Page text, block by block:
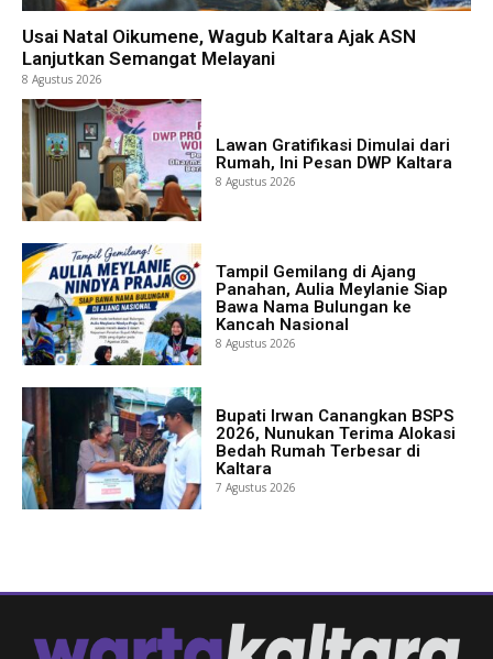
Usai Natal Oikumene, Wagub Kaltara Ajak ASN
Lanjutkan Semangat Melayani
8 Agustus 2026
Lawan Gratifikasi Dimulai dari
Rumah, Ini Pesan DWP Kaltara
8 Agustus 2026
Tampil Gemilang di Ajang
Panahan, Aulia Meylanie Siap
Bawa Nama Bulungan ke
Kancah Nasional
8 Agustus 2026
Bupati Irwan Canangkan BSPS
2026, Nunukan Terima Alokasi
Bedah Rumah Terbesar di
Kaltara
7 Agustus 2026